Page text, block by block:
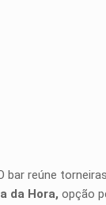
reúne
da Hora, opção